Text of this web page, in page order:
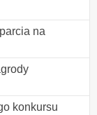
na
konkursu